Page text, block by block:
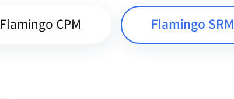
Flamingo CPM Flamingo SRM